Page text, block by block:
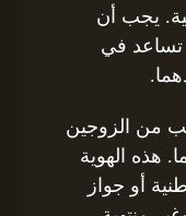
يجب أن
تساعد في
من الزوجين
هذه الهوية
أو جواز